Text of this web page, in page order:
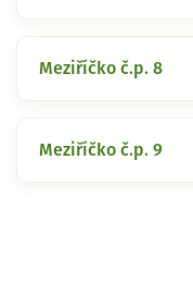
Meziříčko č.p. 8
Meziříčko č.p. 9